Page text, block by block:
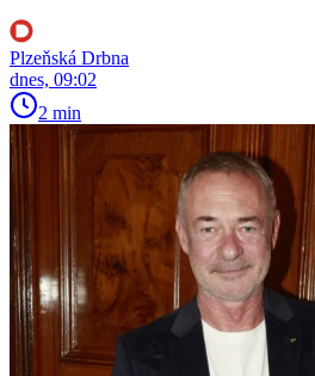
Plzeňská Drbna
dnes, 09:02
2 min